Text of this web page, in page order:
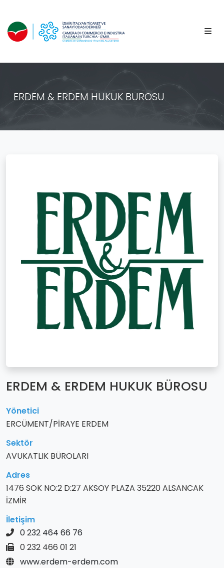
ERDEM & ERDEM HUKUK BÜROSU
ERDEM & ERDEM HUKUK BÜROSU
Yönetici
ERCÜMENT/PİRAYE ERDEM
Sektör
AVUKATLIK BÜROLARI
Adres
1476 SOK NO:2 D:27 AKSOY PLAZA 35220 ALSANCAK
İZMİR
İletişim
0 232 464 66 76
0 232 466 01 21
www.erdem-erdem.com